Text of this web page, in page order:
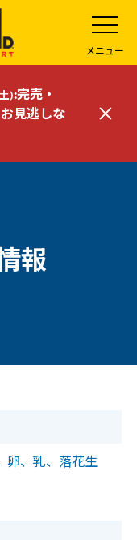
メ
ニ
ュ
ー
を
開
メニュー
):完売・
見逃しな
閉
報
卵、乳、落花生